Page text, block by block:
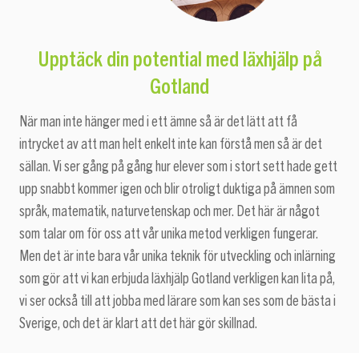
Upptäck din potential med läxhjälp på
Gotland
När man inte hänger med i ett ämne så är det lätt att få
intrycket av att man helt enkelt inte kan förstå men så är det
sällan. Vi ser gång på gång hur elever som i stort sett hade gett
upp snabbt kommer igen och blir otroligt duktiga på ämnen som
språk, matematik, naturvetenskap och mer. Det här är något
som talar om för oss att vår unika metod verkligen fungerar.
Men det är inte bara vår unika teknik för utveckling och inlärning
som gör att vi kan erbjuda läxhjälp Gotland verkligen kan lita på,
vi ser också till att jobba med lärare som kan ses som de bästa i
Sverige, och det är klart att det här gör skillnad.